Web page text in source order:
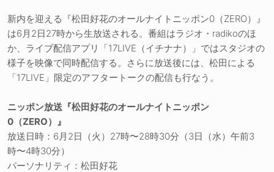
新内を迎える『松田好花のオールナイトニッポン0（ZERO）』
は6月2日27時から生放送される。番組はラジオ・radikoのほ
か、ライブ配信アプリ「17LIVE（イチナナ）」ではスタジオの
様子を映像で同時配信する。さらに放送後には、松田による
「17LIVE」限定のアフタートークの配信も行なう。
ニッポン放送『松田好花のオールナイトニッポン
0（ZERO）』
放送日時：6月2日（火）27時〜28時30分（3日（水）午前3
時〜4時30分）
パーソナリティ：松田好花